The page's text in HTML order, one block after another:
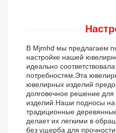
В Mjmhd мы предлагаем
настройке нашей
идеально
потребностям.Эта
ювелирных изделий
долговечное решение
изделий.Наши подносы на
традиционные
делает их легкими в
без ущерба для